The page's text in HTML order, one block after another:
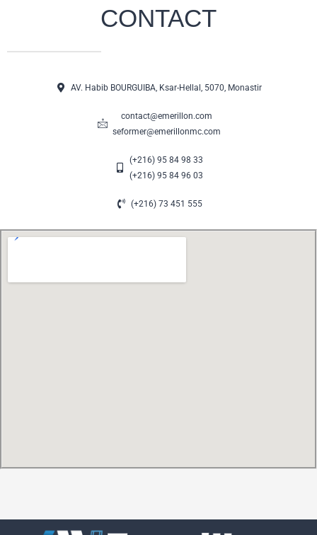
CONTACT
AV. Habib BOURGUIBA, Ksar-Hellal, 5070, Monastir
contact@emerillon.com
seformer@emerillonmc.com
(+216) 95 84 98 33
(+216) 95 84 96 03
(+216) 73 451 555